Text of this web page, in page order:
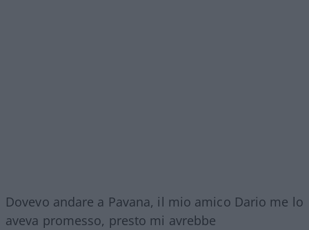
Dovevo andare a Pavana, il mio amico Dario me lo
aveva promesso, presto mi avrebbe